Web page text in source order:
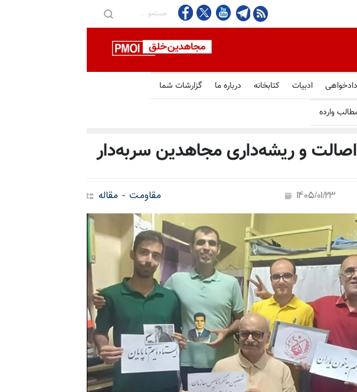
ادبیات کتابخانه درباره ما گزارشات شما
وارده
و ریشه‌داری مجاهدین سربه‌دار
مقاومت - مقاله 1405/01/23